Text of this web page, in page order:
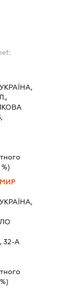
УКРАЇНА,
УКРАЇНА,
32-А